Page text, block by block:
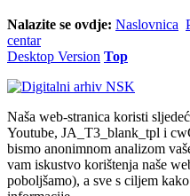
Nalazite se ovdje: Naslovnica
centar
Desktop Version Top
Naša web-stranica koristi
Youtube, JA_T3_blank_tpl i
bismo anonimnom analizom
vam iskustvo korištenja naše
poboljšamo), a sve s ciljem